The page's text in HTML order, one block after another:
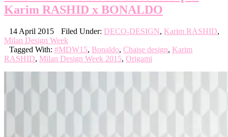
Karim RASHID x BONALDO
14 April 2015 Filed Under: DECO-DESIGN, Karim RASHID,
Milan Design Week
Tagged With: #MDW15, Bonaldo, Chaise design, Karim
RASHID, Milan Design Week 2015, Origami